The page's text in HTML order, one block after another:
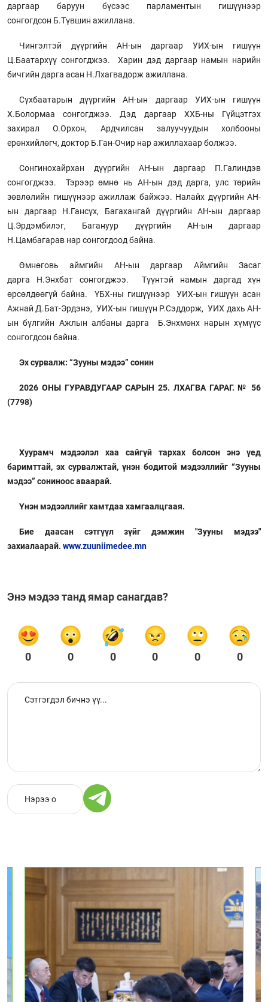
даргаар баруун бүсээс парламентын гишүүнээр
сонгогдсон Б.Түвшин ажиллана.
Чингэлтэй дүүргийн АН-ын даргаар УИХ-ын гишүүн
Ц.Баатархүү сонгогджээ. Харин дэд даргаар намын нарийн
бичгийн дарга асан Н.Лхагвадорж ажиллана.
Сүхбаатарын дүүргийн АН-ын даргаар УИХ-ын гишүүн
Х.Болормаа сонгогджээ. Дэд даргаар ХХБ-ны Гүйцэтгэх
захирал О.Орхон, Ардчилсан залуучуудын холбооны
ерөнхийлөгч, доктор Б.Ган-Очир нар ажиллахаар болжээ.
Сонгинохайрхан дүүргийн АН-ын даргаар П.Галиндэв
сонгогджээ. Тэрээр өмнө нь АН-ын дэд дарга, улс төрийн
зөвлөлийн гишүүнээр ажиллаж байжээ. Налайх дүүргийн АН-
ын даргаар Н.Гансүх, Багахангай дүүргийн АН-ын даргаар
Ц.Эрдэмбилэг, Багануур дүүргийн АН-ын даргаар
Н.Цамбагарав нар сонгогдоод байна.
Өмнөговь аймгийн АН-ын даргаар Аймгийн Засаг
дарга Н.Энхбат сонгогджээ. Түүнтэй намын даргад хүн
өрсөлдөөгүй байна. ҮБХ-ны гишүүнээр УИХ-ын гишүүн асан
Ажнай Д.Бат-Эрдэнэ, УИХ-ын гишүүн Р.Сэддорж, УИХ дахь АН-
ын бүлгийн Ажлын албаны дарга Б.Энхмөнх нарын хүмүүс
сонгогдсон байна.
Эх сурвалж: “Зууны мэдээ” сонин
2026 ОНЫ ГУРАВДУГААР САРЫН 25. ЛХАГВА ГАРАГ. № 56
(7798)
Хуурамч мэдээлэл хаа сайгүй тархах болсон энэ үед
баримттай, эх сурвалжтай, үнэн бодитой мэдээллийг “Зууны
мэдээ” сониноос аваарай.
Үнэн мэдээллийг хамтдаа хамгаалцгаая.
Бие даасан сэтгүүл зүйг дэмжин "Зууны мэдээ"
захиалаарай. www.zuuniimedee.mn
Энэ мэдээ танд ямар санагдав?
0 0 0 0 0 0